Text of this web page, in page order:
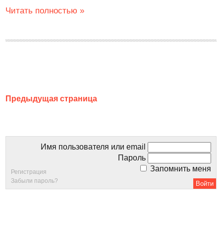
Читать полностью »
Предыдущая страница
Имя пользователя или email
Пароль
Запомнить меня
Регистрация
Забыли пароль?